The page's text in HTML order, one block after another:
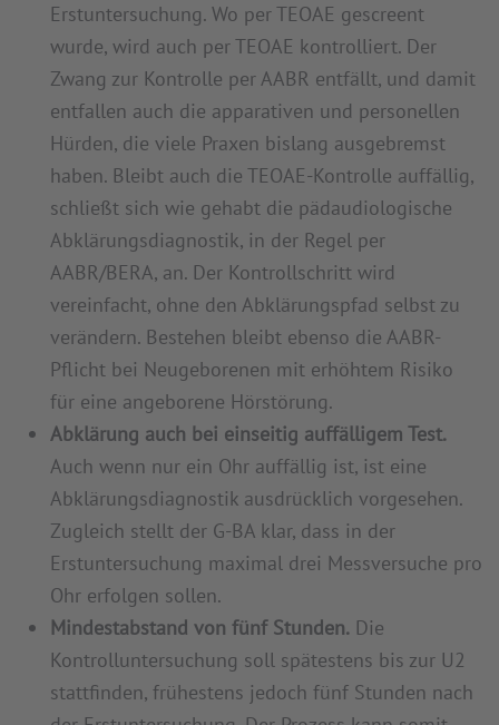
Erstuntersuchung. Wo per TEOAE gescreent
wurde, wird auch per TEOAE kontrolliert. Der
Zwang zur Kontrolle per AABR entfällt, und damit
entfallen auch die apparativen und personellen
Hürden, die viele Praxen bislang ausgebremst
haben. Bleibt auch die TEOAE-Kontrolle auffällig,
schließt sich wie gehabt die pädaudiologische
Abklärungsdiagnostik, in der Regel per
AABR/BERA, an. Der Kontrollschritt wird
vereinfacht, ohne den Abklärungspfad selbst zu
verändern. Bestehen bleibt ebenso die AABR-
Pflicht bei Neugeborenen mit erhöhtem Risiko
für eine angeborene Hörstörung.
Abklärung auch bei einseitig auffälligem Test.
Auch wenn nur ein Ohr auffällig ist, ist eine
Abklärungsdiagnostik ausdrücklich vorgesehen.
Zugleich stellt der G-BA klar, dass in der
Erstuntersuchung maximal drei Messversuche pro
Ohr erfolgen sollen.
Mindestabstand von fünf Stunden. Die
Kontrolluntersuchung soll spätestens bis zur U2
stattfinden, frühestens jedoch fünf Stunden nach